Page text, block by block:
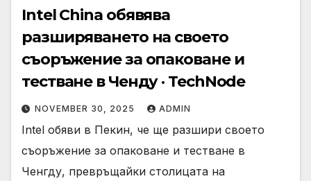
Intel China обявява
разширяването на своето
съоръжение за опаковане и
тестване в Ченду · TechNode
NOVEMBER 30, 2025 ADMIN
Intel обяви в Пекин, че ще разшири своето
съоръжение за опаковане и тестване в
Ченгду, превръщайки столицата на